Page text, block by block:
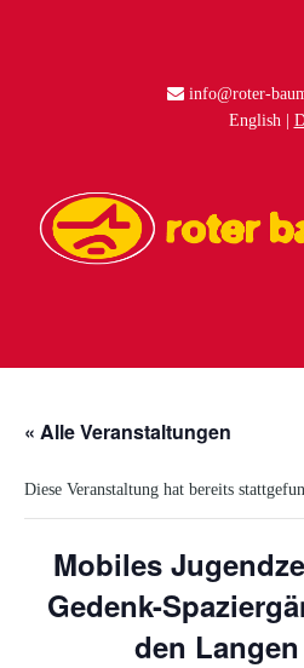
info@roter-
English
« Alle Veranstaltungen
Diese Veranstaltung hat bereits
Mobiles
Gedenk-
den